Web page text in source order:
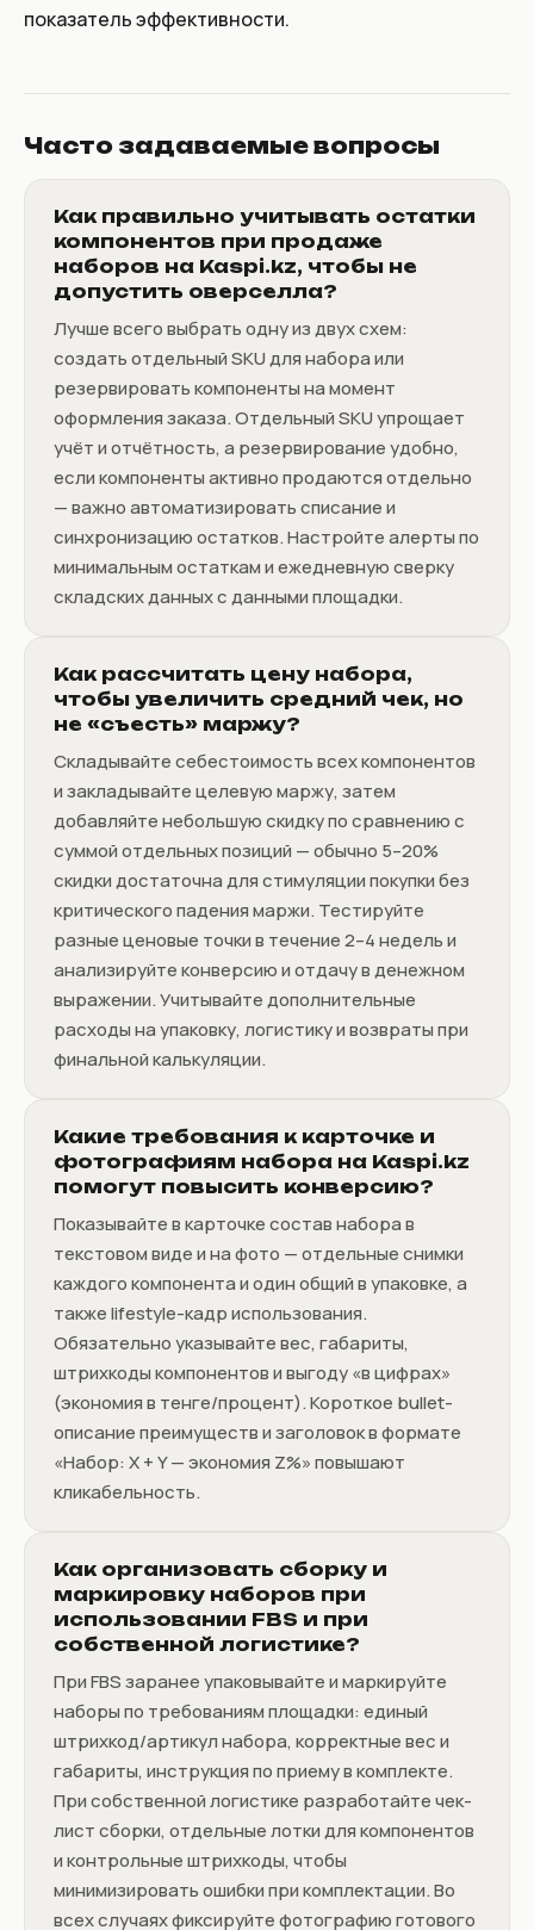
показатель эффективности.
Часто задаваемые вопросы
Как правильно учитывать остатки
компонентов при продаже
наборов на Kaspi.kz, чтобы не
допустить оверселла?
Лучше всего выбрать одну из двух схем:
создать отдельный SKU для набора или
резервировать компоненты на момент
оформления заказа. Отдельный SKU упрощает
учёт и отчётность, а резервирование удобно,
если компоненты активно продаются отдельно
— важно автоматизировать списание и
синхронизацию остатков. Настройте алерты по
минимальным остаткам и ежедневную сверку
складских данных с данными площадки.
Как рассчитать цену набора,
чтобы увеличить средний чек, но
не «съесть» маржу?
Складывайте себестоимость всех компонентов
и закладывайте целевую маржу, затем
добавляйте небольшую скидку по сравнению с
суммой отдельных позиций — обычно 5–20%
скидки достаточна для стимуляции покупки без
критического падения маржи. Тестируйте
разные ценовые точки в течение 2–4 недель и
анализируйте конверсию и отдачу в денежном
выражении. Учитывайте дополнительные
расходы на упаковку, логистику и возвраты при
финальной калькуляции.
Какие требования к карточке и
фотографиям набора на Kaspi.kz
помогут повысить конверсию?
Показывайте в карточке состав набора в
текстовом виде и на фото — отдельные снимки
каждого компонента и один общий в упаковке, а
также lifestyle-кадр использования.
Обязательно указывайте вес, габариты,
штрихкоды компонентов и выгоду «в цифрах»
(экономия в тенге/процент). Короткое bullet-
описание преимуществ и заголовок в формате
«Набор: X + Y — экономия Z%» повышают
кликабельность.
Как организовать сборку и
маркировку наборов при
использовании FBS и при
собственной логистике?
При FBS заранее упаковывайте и маркируйте
наборы по требованиям площадки: единый
штрихкод/артикул набора, корректные вес и
габариты, инструкция по приему в комплекте.
При собственной логистике разработайте чек-
лист сборки, отдельные лотки для компонентов
и контрольные штрихкоды, чтобы
минимизировать ошибки при комплектации. Во
всех случаях фиксируйте фотографию готового